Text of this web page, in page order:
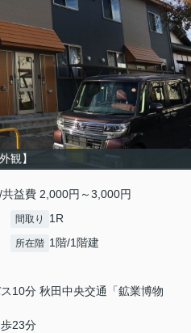
外観】
益費 2,000円～3,000円
間取り 1R
所在階 1階/1階建
ス10分 秋田中央交通「鉱業博物
歩23分